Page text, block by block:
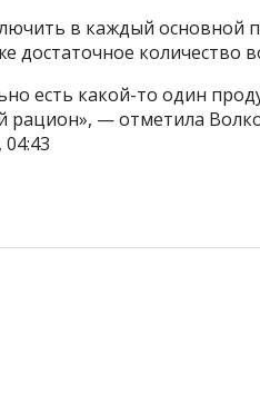
в каждый основной
достаточное количество
есть какой-то один
— отметила